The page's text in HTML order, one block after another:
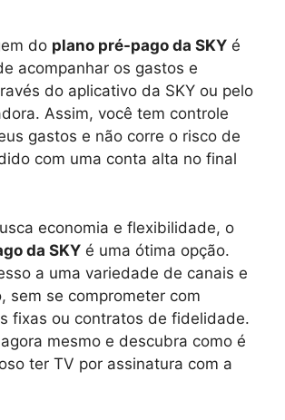
do plano pré-pago da SKY é
acompanhar os gastos e
do aplicativo da SKY ou pelo
Assim, você tem controle
gastos e não corre o risco de
com uma conta alta no final
economia e flexibilidade, o
da SKY é uma ótima opção.
a uma variedade de canais e
sem se comprometer com
fixas ou contratos de fidelidade.
mesmo e descubra como é
ter TV por assinatura com a